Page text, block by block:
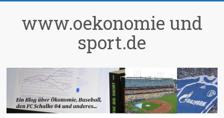
springenwww.oekonomie und
sport.de